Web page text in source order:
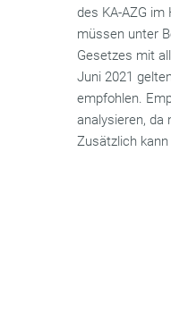
des KA-AZG
müssen unter
Gesetzes mit
Juni 2021
empfohlen.
analysieren, da
Zusätzlich